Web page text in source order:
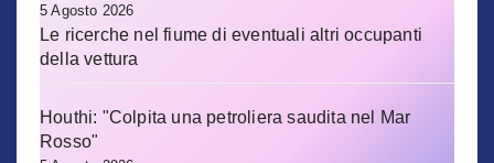
5 Agosto 2026
Le ricerche nel fiume di eventuali altri occupanti
della vettura
Houthi: "Colpita una petroliera saudita nel Mar
Rosso"